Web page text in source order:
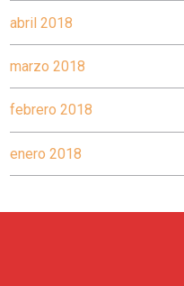
abril 2018
marzo 2018
febrero 2018
enero 2018